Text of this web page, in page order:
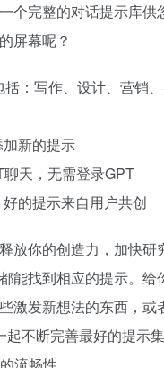
个完整的对话提示库供
屏幕呢？
括：写作、设计、营销
新的提示
天，无需登录GPT
的提示来自用户共创
放你的创造力，加快研
能找到相应的提示。给
激发新想法的东西，或
起不断完善最好的提示